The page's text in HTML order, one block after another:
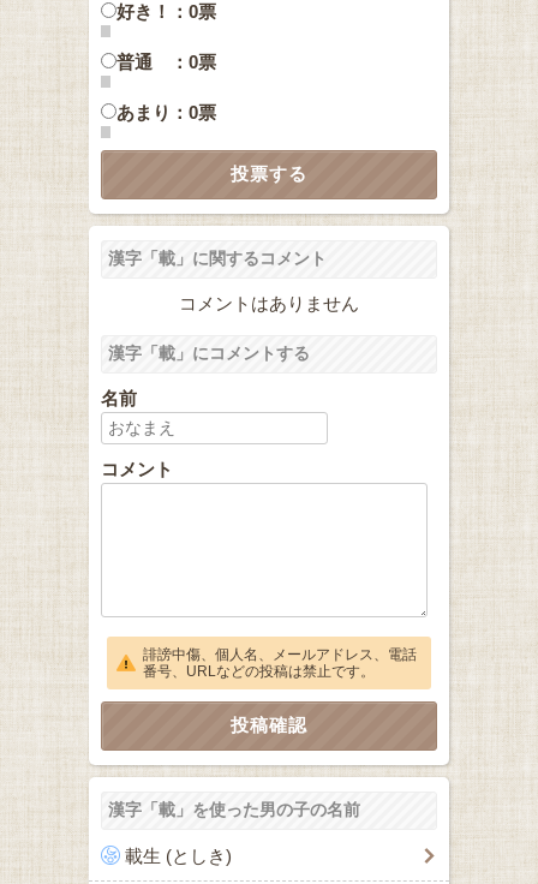
好き！：0票
普通 ：0票
あまり：0票
漢字「載」に関するコメント
コメントはありません
漢字「載」にコメントする
名前
コメント
誹謗中傷、個人名、メールアドレス、電話
番号、URLなどの投稿は禁止です。
漢字「載」を使った男の子の名前
載生 (としき)